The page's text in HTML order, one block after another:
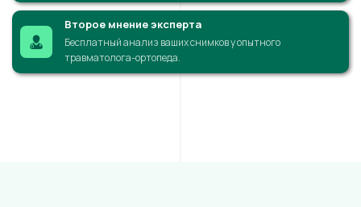
Второе мнение эксперта
Бесплатный анализ ваших снимков у опытного
травматолога-ортопеда.